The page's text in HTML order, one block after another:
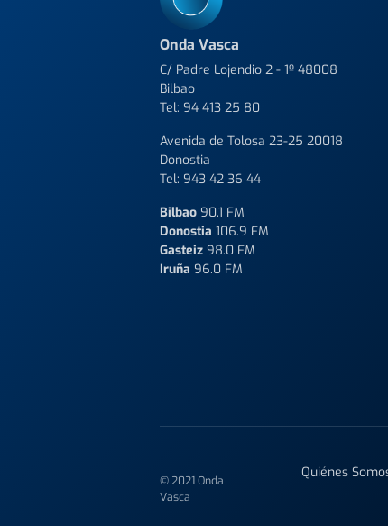
Onda Vasca
C/ Padre Lojendio 2 - 1º 48008
Bilbao
Tel: 94 413 25 80
Avenida de Tolosa 23-25 20018
Donostia
Tel: 943 42 36 44
Bilbao 90.1 FM
Donostia 106.9 FM
Gasteiz 98.0 FM
Iruña 96.0 FM
Quiénes
© 2021 Onda
Vasca